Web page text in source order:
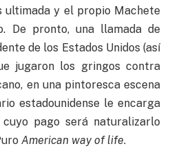
ultimada y el propio Machete
De pronto, una llamada de
de los Estados Unidos (así
jugaron los gringos contra
en una pintoresca escena
estadounidense le encarga
cuyo pago será naturalizarlo
American way of life.